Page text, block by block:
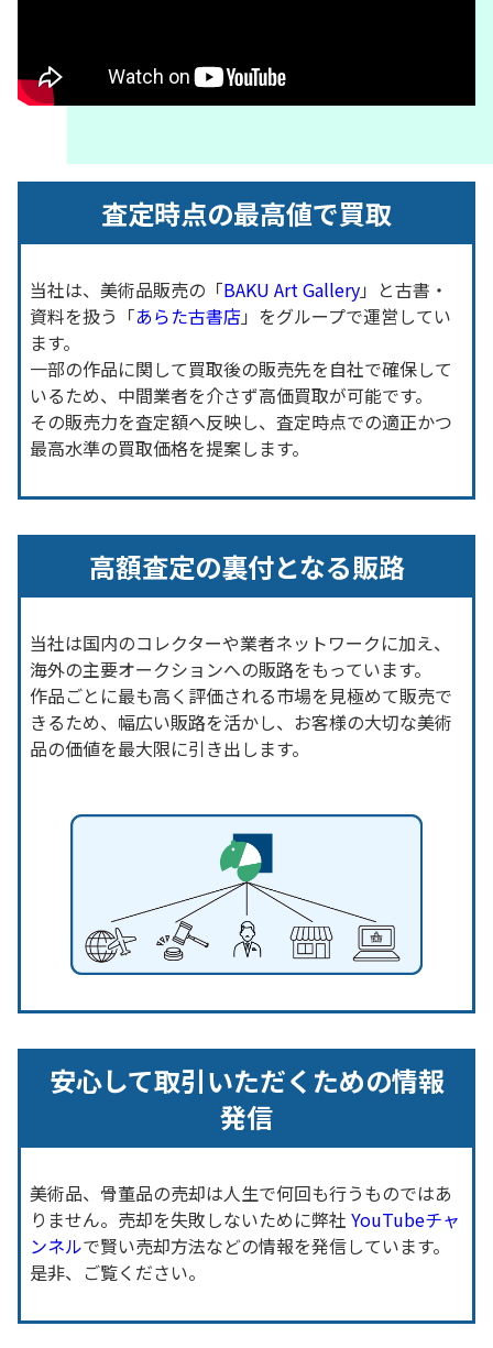
査定時点の最高値で買取
当社は、美術品販売の「BAKU Art Gallery」と古書・
資料を扱う「あらた古書店」をグループで運営してい
ます。
一部の作品に関して買取後の販売先を自社で確保して
いるため、中間業者を介さず高価買取が可能です。
その販売力を査定額へ反映し、査定時点での適正かつ
最高水準の買取価格を提案します。
高額査定の裏付となる販路
当社は国内のコレクターや業者ネットワークに加え、
海外の主要オークションへの販路をもっています。
作品ごとに最も高く評価される市場を見極めて販売で
きるため、幅広い販路を活かし、お客様の大切な美術
品の価値を最大限に引き出します。
安心して取引いただくための情報
発信
美術品、骨董品の売却は人生で何回も行うものではあ
りません。売却を失敗しないために弊社 YouTubeチャ
ンネルで賢い売却方法などの情報を発信しています。
是非、ご覧ください。